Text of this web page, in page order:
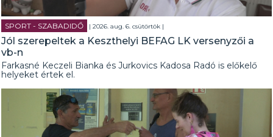
SPORT - SZABADIDŐ | 2026. aug. 6. csütörtök |
Jól szerepeltek a Keszthelyi BEFAG LK versenyzői a
vb-n
Farkasné Keczeli Bianka és Jurkovics Kadosa Radó is előkelő
helyeket értek el.